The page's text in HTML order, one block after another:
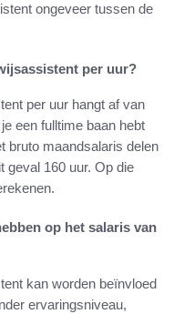
ongeveer tussen de
per uur?
per uur hangt af van
een fulltime baan hebt
bruto maandsalaris delen
geval 160 uur. Op die
op het salaris van
kan worden beïnvloed
ervaringsniveau,